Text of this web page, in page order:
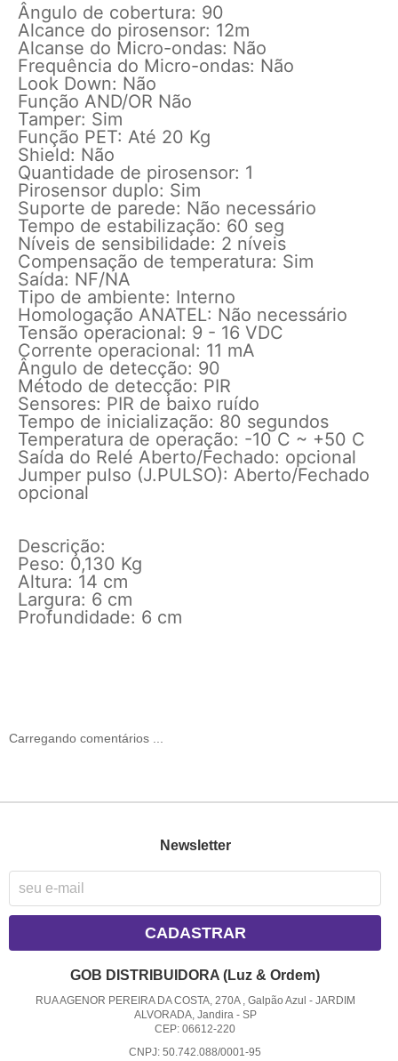
Ângulo de cobertura: 90
Alcance do pirosensor: 12m
Alcanse do Micro-ondas: Não
Frequência do Micro-ondas: Não
Look Down: Não
Função AND/OR Não
Tamper: Sim
Função PET: Até 20 Kg
Shield: Não
Quantidade de pirosensor: 1
Pirosensor duplo: Sim
Suporte de parede: Não necessário
Tempo de estabilização: 60 seg
Níveis de sensibilidade: 2 níveis
Compensação de temperatura: Sim
Saída: NF/NA
Tipo de ambiente: Interno
Homologação ANATEL: Não necessário
Tensão operacional: 9 - 16 VDC
Corrente operacional: 11 mA
Ângulo de detecção: 90
Método de detecção: PIR
Sensores: PIR de baixo ruído
Tempo de inicialização: 80 segundos
Temperatura de operação: -10 C ~ +50 C
Saída do Relé Aberto/Fechado: opcional
Jumper pulso (J.PULSO): Aberto/Fechado
opcional
Descrição:
Peso: 0,130 Kg
Altura: 14 cm
Largura: 6 cm
Profundidade: 6 cm
Carregando comentários ...
Newsletter
CADASTRAR
GOB DISTRIBUIDORA (Luz & Ordem)
RUA AGENOR PEREIRA DA COSTA, 270A , Galpão Azul - JARDIM
ALVORADA, Jandira- SP
CEP: 06612-220
CNPJ: 50.742.088/0001-95